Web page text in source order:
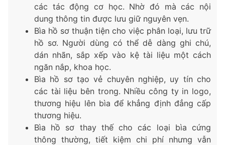
các tác động cơ học. Nhờ đó mà các nội
dung thông tin được lưu giữ nguyên vẹn.
Bìa hồ sơ thuận tiện cho việc phân loại, lưu trữ
hồ sơ. Người dùng có thể dễ dàng ghi chú,
dán nhãn, sắp xếp vào kệ tài liệu một cách
ngăn nắp, khoa học.
Bìa hồ sơ tạo vẻ chuyên nghiệp, uy tín cho
các tài liệu bên trong. Nhiều công ty in logo,
thương hiệu lên bìa để khẳng định đẳng cấp
thương hiệu.
Bìa hồ sơ thay thế cho các loại bìa cứng
thông thường, tiết kiệm chi phí nhưng vẫn